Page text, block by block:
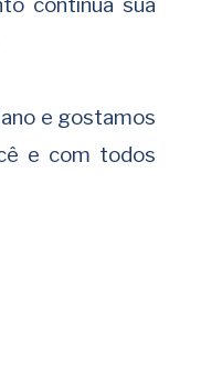
e gostamos
e com todos